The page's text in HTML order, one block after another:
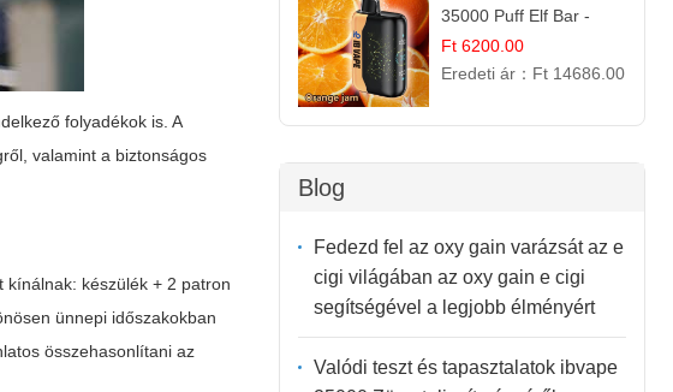
folyadékok is. A
valamint a biztonságos
kínálnak: készülék + 2 patron
ünnepi időszakokban
összehasonlítani az
35000 Puff Elf Bar -
Narancslekvár íz
Ft 6200.00
Eredeti ár： Ft 14686.00
Blog
Fedezd fel az oxy gain varázsát az e
cigi világában az oxy gain e cigi
segítségével a legjobb élményért
Valódi teszt és tapasztalatok ibvape